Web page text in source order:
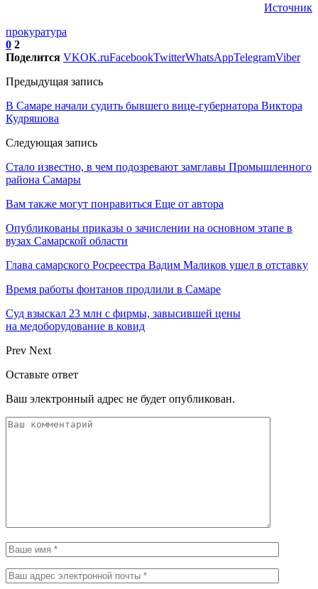
Источник
прокуратура
0 2
Поделится VKOK.ruFacebookTwitterWhatsAppTelegramViber
Предыдущая запись
В Самаре начали судить бывшего вице-губернатора Виктора
Кудряшова
Следующая запись
Стало известно, в чем подозревают замглавы Промышленного
района Самары
Вам также могут понравиться Еще от автора
Опубликованы приказы о зачислении на основном этапе в
вузах Самарской области
Глава самарского Росреестра Вадим Маликов ушел в отставку
Время работы фонтанов продлили в Самаре
Суд взыскал 23 млн с фирмы, завысившей цены
на медоборудование в ковид
Prev Next
Оставьте ответ
Ваш электронный адрес не будет опубликован.